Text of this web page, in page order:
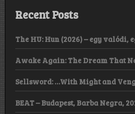
Recent Posts
The HU: Hun (2026) – egy valódi,
Awake Again: The Dream That
Sellsword: …With Might and
BEAT – Budapest, Barba Negra,